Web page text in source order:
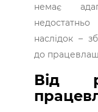
немає
недостатньо
наслідок –
до
Від